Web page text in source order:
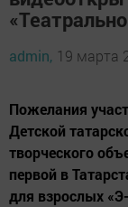
admin, 19 марта
Пожелания
Детской
творческого
первой в
для взрослых